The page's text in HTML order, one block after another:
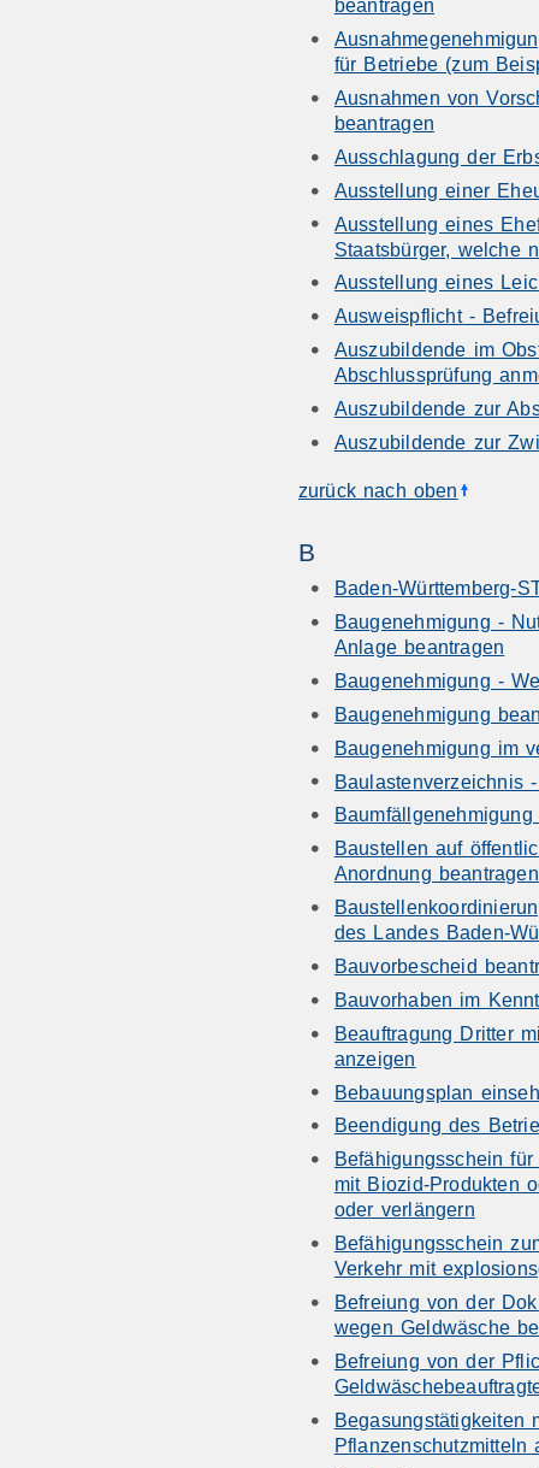
beantragen
für Betriebe (zum
Ausnahmen von
beantragen
Ausschlagung der
Ausstellung einer
Ausstellung eines
Staatsbürger, welche
Ausstellung eines
Ausweispflicht -
Auszubildende im
Abschlussprüfung
Auszubildende zur
Auszubildende zur
zurück nach oben
B
Baden-Württemberg-
Baugenehmigung -
Anlage beantragen
Baugenehmigung -
Baugenehmigung
Baugenehmigung im
Baulastenverzeichnis
Baustellen auf
Anordnung beantragen
des Landes Baden-
Bauvorbescheid
Bauvorhaben im
Beauftragung Dritter
anzeigen
Bebauungsplan
Beendigung des
Befähigungsschein
mit Biozid-Produkten
oder verlängern
Befähigungsschein
Verkehr mit
Befreiung von der
wegen Geldwäsche
Befreiung von der
Begasungstätigkeiten
Pflanzenschutzmitteln